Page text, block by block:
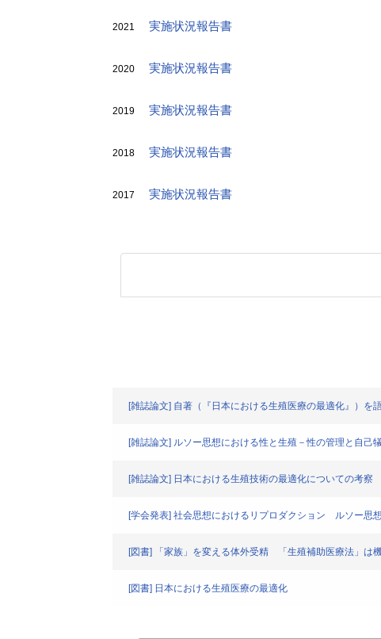
2021 実施状況報告書
2020 実施状況報告書
2019 実施状況報告書
2018 実施状況報告書
2017 実施状況報告書
[雑誌論文] 自著（『日本における生殖医療の最適化』）を
[雑誌論文] ルソー思想における性と生殖－性の管理と自己
[雑誌論文] 日本における生殖技術の最適化についての考察
[学会発表] 社会思想におけるリプロダクション ルソー思
[図書] 「家族」を変える体外受精 「生殖補助医療法」は
[図書] 日本における生殖医療の最適化